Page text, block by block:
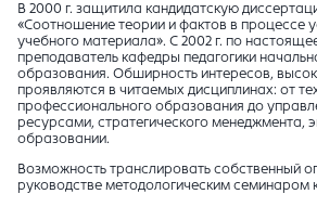
В 2000 г. защитила кандидатскую
«Соотношение теории и фактов в процессе
учебного материала». С 2002 г. по
преподаватель кафедры педагогики
образования. Обширность интересов,
проявляются в читаемых дисциплинах: от
профессионального образования до
ресурсами, стратегического менеджмента,
образовании.
Возможность транслировать собственный
руководстве методологическим семинаром